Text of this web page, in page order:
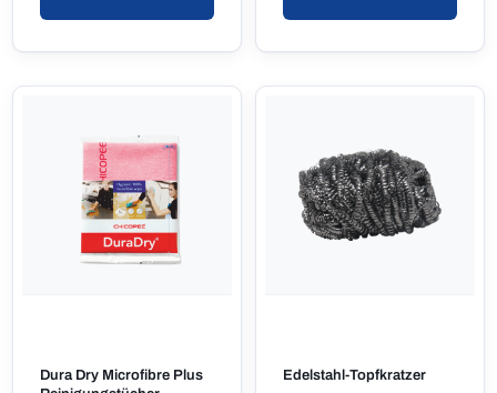
Dura Dry Microfibre Plus
Edelstahl-Topfkratzer